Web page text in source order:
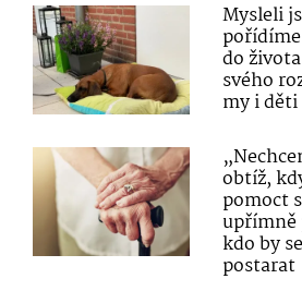
Mysleli
do
svého
my i děti
obtíž,
pomoct
kdo by
postarat